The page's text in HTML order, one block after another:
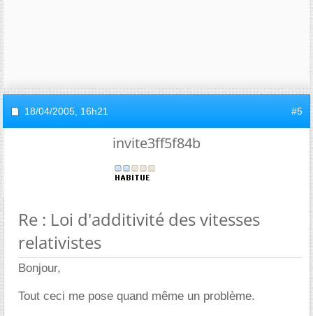
18/04/2005, 16h21 #5
invite3ff5f84b
Re : Loi d'additivité des vitesses
relativistes
Bonjour,
Tout ceci me pose quand même un problème.